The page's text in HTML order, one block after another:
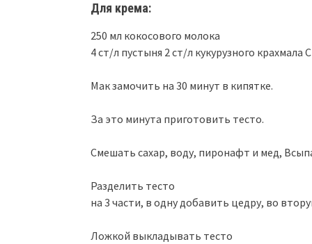
Для крема:
250 мл кокосового молока
4 ст/л пустыня 2 ст/л кукурузного
Мак замочить на 30 минут в кипятке.
За это минута приготовить тесто.
Смешать сахар, воду, пиронафт и мед,
Разделить тесто
на 3 части, в одну добавить цедру, во
Ложкой выкладывать тесто